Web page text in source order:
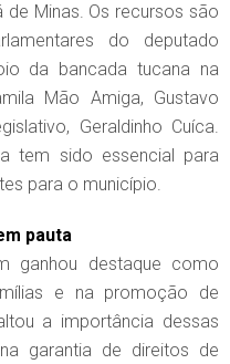
de Minas. Os recursos são
do deputado
da bancada tucana na
Mão Amiga, Gustavo
Geraldinho Cuíca.
tem sido essencial para
para o município.
pauta
ganhou destaque como
e na promoção de
a importância dessas
garantia de direitos de